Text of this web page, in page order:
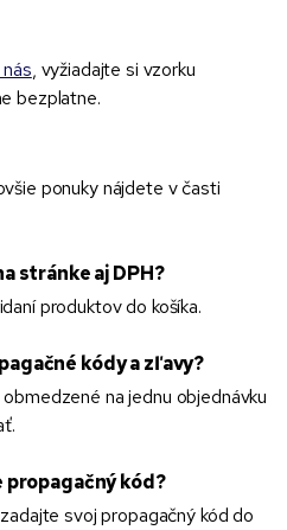
, vyžiadajte si vzorku
bezplatne.
ponuky nájdete v časti
stránke aj DPH?
produktov do košíka.
kódy a zľavy?
na jednu objednávku
propagačný kód?
svoj propagačný kód do